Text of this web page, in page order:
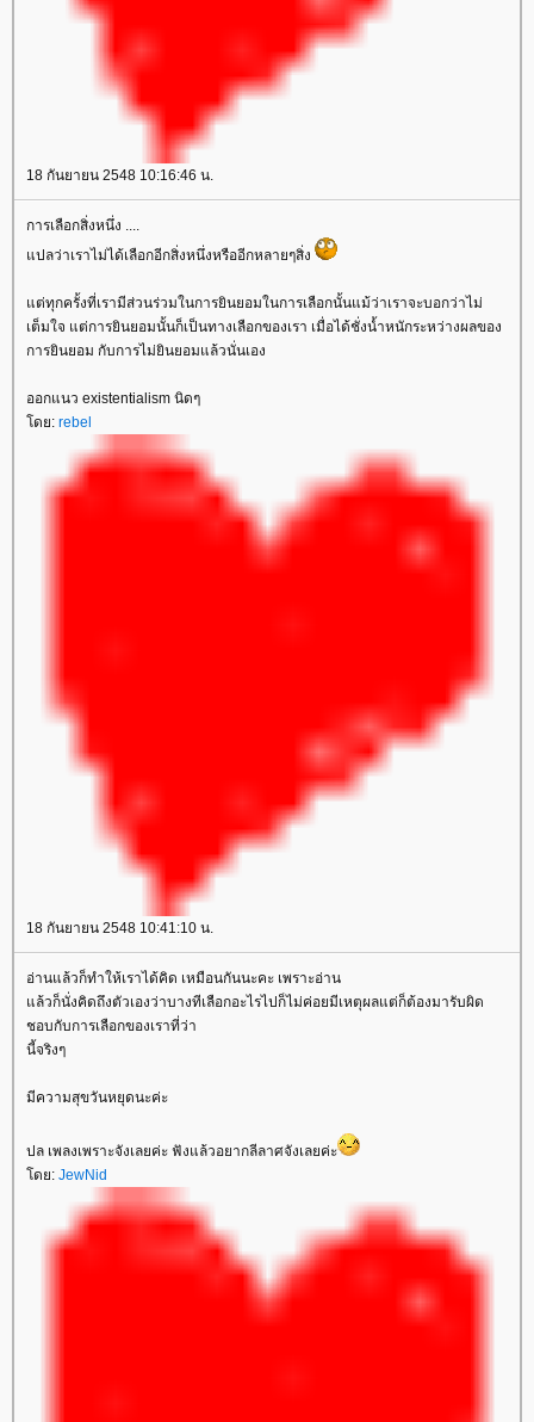
18 กันยายน 2548 10:16:46 น.
การเลือกสิ่งหนึ่ง ....
ปลว่าเราไม่ได้เลือกอีกสิ่งหนึ่งหรืออีกหลายๆสิ่ง
ต่ทุกครั้งที่เรามีส่วนร่วมในการยินยอมในการเลือกนั้นแม้ว่าเราจะบอกว่าไม่
เต็มใจ แต่การยินยอมนั้นก็เป็นทางเลือกของเรา เมื่อได้ชั่งน้ำหนักระหว่างผลของ
การยินยอม กับการไม่ยินยอมแล้วนั่นเอง
ออกแนว existentialism นิดๆ
ดย: rebel
18 กันยายน 2548 10:41:10 น.
อ่านแล้วก็ทำให้เราได้คิด เหมือนกันนะคะ เพราะอ่าน
ล้วก็นั่งคิดถึงตัวเองว่าบางทีเลือกอะไรไปก็ไม่ค่อยมีเหตุผลแต่ก็ต้องมารับผิด
ชอบกับการเลือกของเราที่ว่า
นี้จริงๆ
มีความสุขวันหยุดนะค่ะ
ปล เพลงเพราะจังเลยค่ะ ฟังแล้วอยากลีลาศจังเลยค่ะ
ดย: JewNid